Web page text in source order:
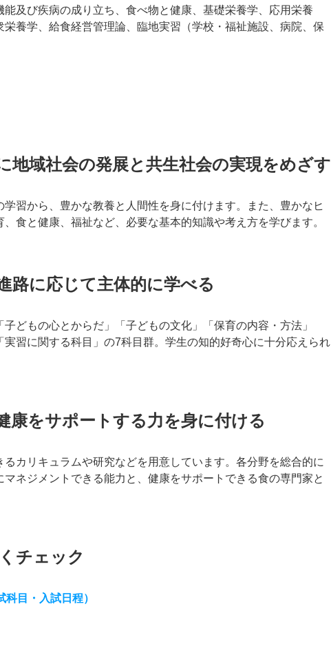
及び疾病の成り立ち、食べ物と健康、基礎栄養学、応用栄養
養学、給食経営管理論、臨地実習（学校・福祉施設、病院、保
地域社会の発展と共生社会の実現をめざす
習から、豊かな教養と人間性を身に付けます。また、豊かなヒ
食と健康、福祉など、必要な基本的知識や考え方を学びます。
路に応じて主体的に学べる
どもの心とからだ」「子どもの文化」「保育の内容・方法」
実習に関する科目」の7科目群。学生の知的好奇心に十分応えられ
康をサポートする力を身に付ける
カリキュラムや研究などを用意しています。各分野を総合的に
ネジメントできる能力と、健康をサポートできる食の専門家と
チェック
目・入試日程）